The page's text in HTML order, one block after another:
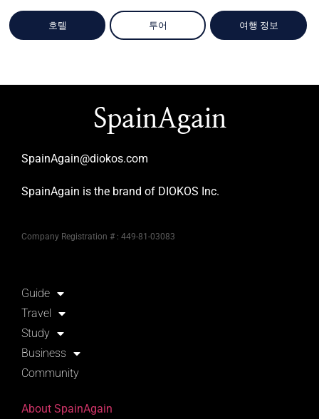
호텔 투어 여행 정보
SpainAgain
SpainAgain@diokos.com
SpainAgain is the brand of DIOKOS Inc.
Company Registration # : 449-81-03083
Guide
Travel
Study
Business
Community
About SpainAgain